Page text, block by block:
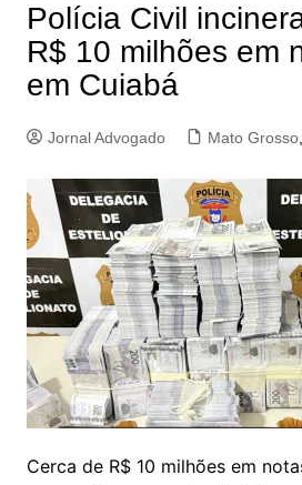
Polícia Civil
R$ 10 milhões em
em Cuiabá
Jornal Advogado Mato Grosso,
Cerca de R$ 10 milhões em